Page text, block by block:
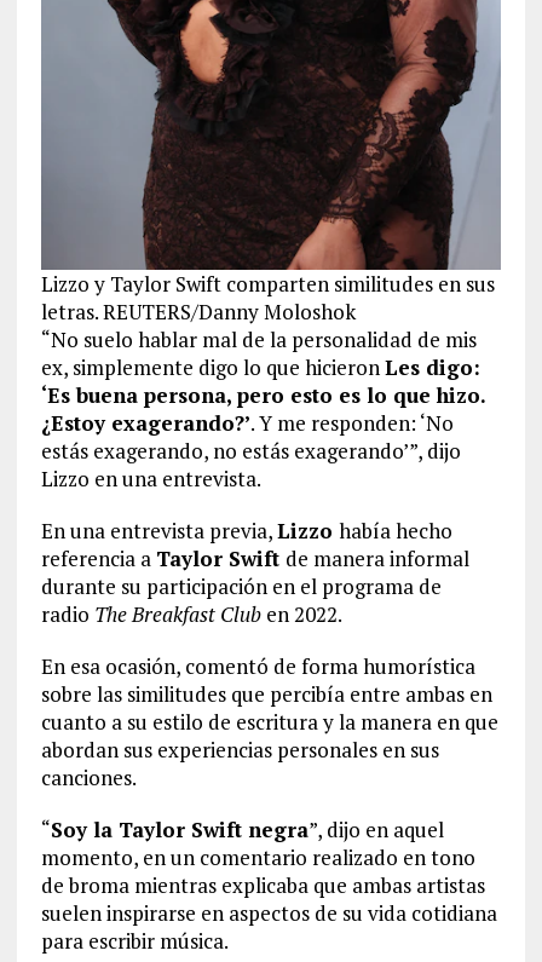
Lizzo y Taylor Swift comparten similitudes en sus
letras. REUTERS/Danny Moloshok
“No suelo hablar mal de la personalidad de mis
ex, simplemente digo lo que hicieronLes digo:
‘Es buena persona, pero esto es lo que hizo.
¿Estoy exagerando?’. Y me responden: ‘No
estás exagerando, no estás exagerando’”, dijo
Lizzo en una entrevista.
En una entrevista previa,Lizzo había hecho
referencia a Taylor Swift de manera informal
durante su participación en el programa de
radio The Breakfast Cluben 2022.
En esa ocasión, comentó de forma humorística
sobre las similitudes que percibía entre ambas en
cuanto a su estilo de escritura y la manera en que
abordan sus experiencias personales en sus
canciones.
“Soy la Taylor Swift negra”, dijo en aquel
momento, en un comentario realizado en tono
de broma mientras explicaba que ambas artistas
suelen inspirarse en aspectos de su vida cotidiana
para escribir música.